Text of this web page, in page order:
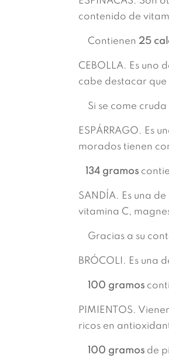
contenido de
Contienen 25
CEBOLLA. Es uno
cabe destacar
Si se come cruda
ESPÁRRAGO. Es
morados tienen
134 gramos
SANDÍA. Es una
vitamina C,
Gracias a su
BRÓCOLI. Es una
100 gramos
PIMIENTOS.
ricos en
100 gramos de